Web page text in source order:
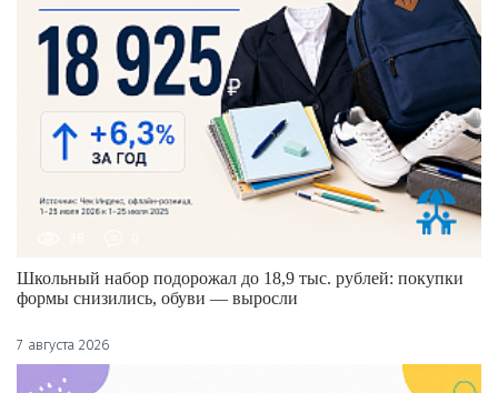
Школьный набор подорожал до 18,9 тыс. рублей: покупки
формы снизились, обуви — выросли
7 августа 2026